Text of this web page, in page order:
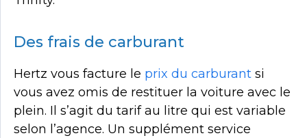
Des frais de carburant
Hertz vous facture le prix du carburant si
vous avez omis de restituer la voiture avec le
plein. Il s’agit du tarif au litre qui est variable
selon l’agence. Un supplément service